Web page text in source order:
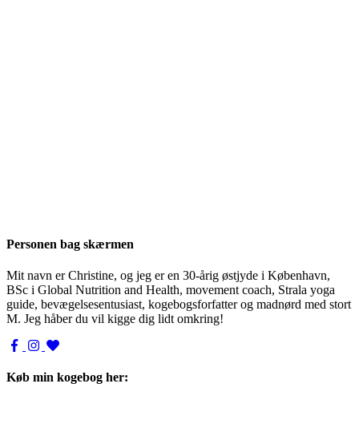
Personen bag skærmen
Mit navn er Christine, og jeg er en 30-årig østjyde i København,
BSc i Global Nutrition and Health, movement coach, Strala yoga
guide, bevægelsesentusiast, kogebogsforfatter og madnørd med stort
M. Jeg håber du vil kigge dig lidt omkring!
Køb min kogebog her: